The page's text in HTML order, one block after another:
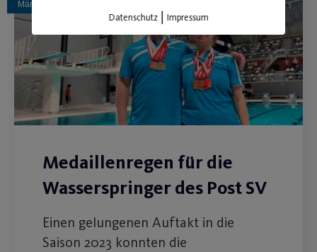
März
Medaillenregen für die
Wasserspringer des Post SV
Einen gelungenen Auftakt in die
Saison 2023 konnten die
Datenschutz| Impressum